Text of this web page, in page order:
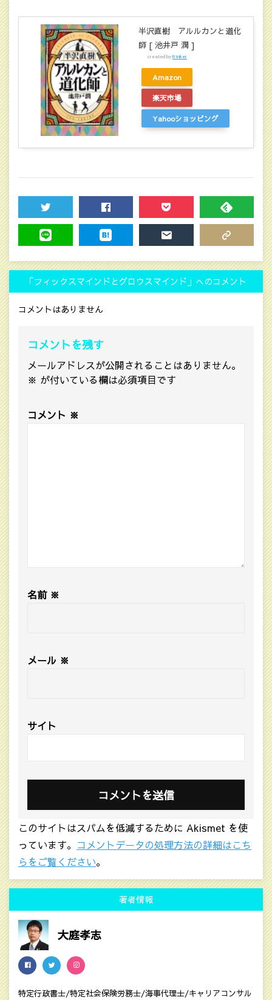
半沢直樹 アルルカンと道化
師 [ 池井戸 潤 ]
created byRinker
Amazon
楽天市場
Yahooショッピング
TWEET SHARE POCKET FEEDLY
「フィックスマインドとグロウスマインド」へのコメント
コメントはありません
コメントを残す
メールアドレスが公開されることはありません。
※ が付いている欄は必須項目です
コメント ※
名前 ※
メール ※
サイト
このサイトはスパムを低減するために Akismet を使
っています。 コメントデータの処理方法の詳細はこち
らをご覧ください。
著者情報
大庭孝志
特定行政書士/特定社会保険労務士/海事代理士/キャリアコンサル